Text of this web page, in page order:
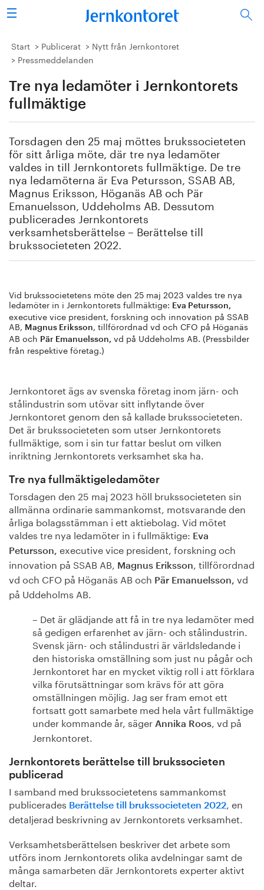
Sök
Stålindustrin
Forskning/utbildning
Energi/miljö
Vi tycker
Publicerat
Bildbank
Om oss
Start Publicerat
Nytt från Jernkontoret
Pressmeddelanden
Tre nya ledamöter i Jernkontorets
fullmäktige
Torsdagen den 25 maj möttes brukssocieteten
för sitt årliga möte, där tre nya ledamöter
valdes in till Jernkontorets fullmäktige. De tre
nya ledamöterna är Eva Petursson, SSAB AB,
Magnus Eriksson, Höganäs AB och Pär
Emanuelsson, Uddeholms AB. Dessutom
publicerades Jernkontorets
verksamhetsberättelse – Berättelse till
brukssocieteten 2022.
Vid brukssocietetens möte den 25 maj 2023 valdes tre nya
ledamöter in i Jernkontorets fullmäktige: Eva Petursson,
executive vice president, forskning och innovation på SSAB
AB, Magnus Eriksson, tillförordnad vd och CFO på Höganäs
AB och Pär Emanuelsson, vd på Uddeholms AB. (Pressbilder
från respektive företag.)
Jernkontoret ägs av svenska företag inom järn- och
stålindustrin som utövar sitt inflytande över
Jernkontoret genom den så kallade brukssocieteten.
Det är brukssocieteten som utser Jernkontorets
fullmäktige, som i sin tur fattar beslut om vilken
inriktning Jernkontorets verksamhet ska ha.
Tre nya fullmäktigeledamöter
Torsdagen den 25 maj 2023 höll brukssocieteten sin
allmänna ordinarie sammankomst, motsvarande den
årliga bolagsstämman i ett aktiebolag. Vid mötet
valdes tre nya ledamöter in i fullmäktige: Eva
Petursson, executive vice president, forskning och
innovation på SSAB AB, Magnus Eriksson, tillförordnad
vd och CFO på Höganäs AB och Pär Emanuelsson, vd
på Uddeholms AB.
– Det är glädjande att få in tre nya ledamöter med
så gedigen erfarenhet av järn- och stålindustrin.
Svensk järn- och stålindustri är världsledande i
den historiska omställning som just nu pågår och
Jernkontoret har en mycket viktig roll i att förklara
vilka förutsättningar som krävs för att göra
omställningen möjlig. Jag ser fram emot ett
fortsatt gott samarbete med hela vårt fullmäktige
under kommande år, säger Annika Roos, vd på
Jernkontoret.
Jernkontorets berättelse till brukssocieten
publicerad
I samband med brukssocietetens sammankomst
publicerades Berättelse till brukssocieteten 2022, en
detaljerad beskrivning av Jernkontorets verksamhet.
Verksamhetsberättelsen beskriver det arbete som
utförs inom Jernkontorets olika avdelningar samt de
många samarbeten där Jernkontorets experter aktivt
deltar.